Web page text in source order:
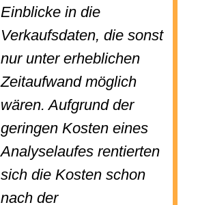
Einblicke in die
Verkaufsdaten, die sonst
nur unter erheblichen
Zeitaufwand möglich
wären. Aufgrund der
geringen Kosten eines
Analyselaufes rentierten
sich die Kosten schon
nach der